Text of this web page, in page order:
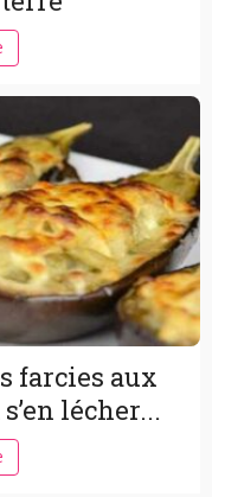
farcies aux
lécher...